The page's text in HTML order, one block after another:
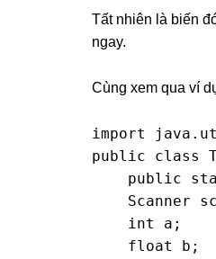
Tất nhiên là biến
ngay.
Cùng xem qua ví
import
public class
public
Scanner
    int a;
    float b;